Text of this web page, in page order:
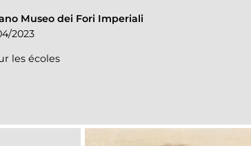
Museo dei Fori Imperiali
2023
les écoles